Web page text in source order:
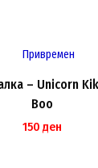
– Unicorn
Boo
150 ден